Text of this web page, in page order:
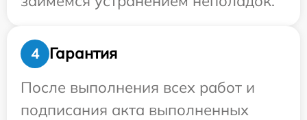
4
Гарантия
После выполнения всех работ и
подписания акта выполненных